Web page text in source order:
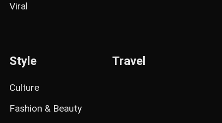
Viral
Style
Culture
Fashion & Beauty
Travel